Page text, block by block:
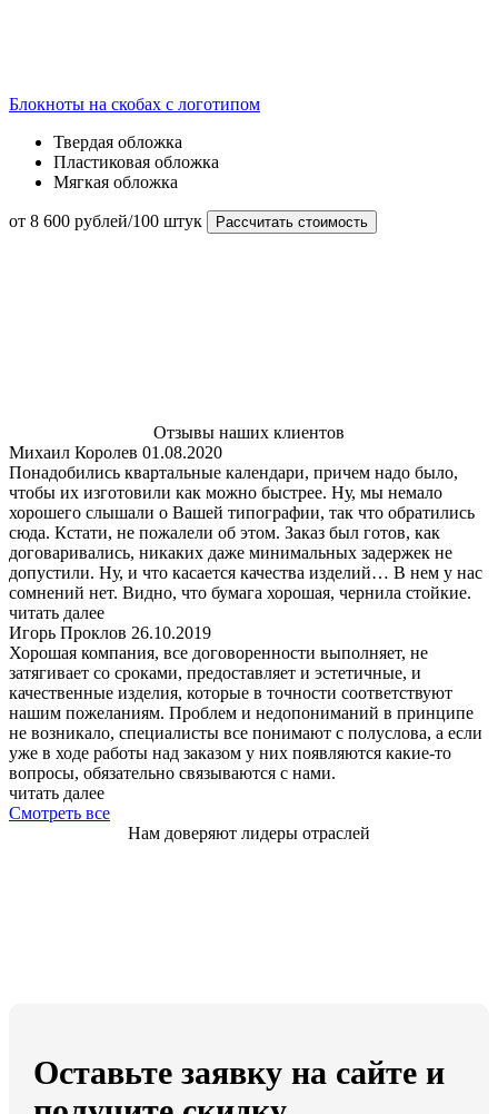
Блокноты на скобах с логотипом
Твердая обложка
Пластиковая обложка
Мягкая обложка
от 8 600 рублей/100 штук Рассчитать стоимость
Отзывы наших клиентов
Михаил Королев 01.08.2020
Понадобились квартальные календари, причем надо было,
чтобы их изготовили как можно быстрее. Ну, мы немало
хорошего слышали о Вашей типографии, так что обратились
сюда. Кстати, не пожалели об этом. Заказ был готов, как
договаривались, никаких даже минимальных задержек не
допустили. Ну, и что касается качества изделий… В нем у нас
сомнений нет. Видно, что бумага хорошая, чернила стойкие.
читать далее
Игорь Проклов 26.10.2019
Хорошая компания, все договоренности выполняет, не
затягивает со сроками, предоставляет и эстетичные, и
качественные изделия, которые в точности соответствуют
нашим пожеланиям. Проблем и недопониманий в принципе
не возникало, специалисты все понимают с полуслова, а если
уже в ходе работы над заказом у них появляются какие-то
вопросы, обязательно связываются с нами.
читать далее
Смотреть все
Нам доверяют лидеры отраслей
Оставьте заявку на сайте и